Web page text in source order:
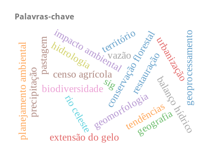
Palavras-chave
conservação florestal
impacto ambiental
censo agrícola
biodiversidade
rio celeste tendências
precipitação
vazão
balanço hídrico
geomorfologia
geoprocessamento
hidrologia
planejamento ambiental extensão do gelo
território
restauração
pastagem urbanização
geografia
sig